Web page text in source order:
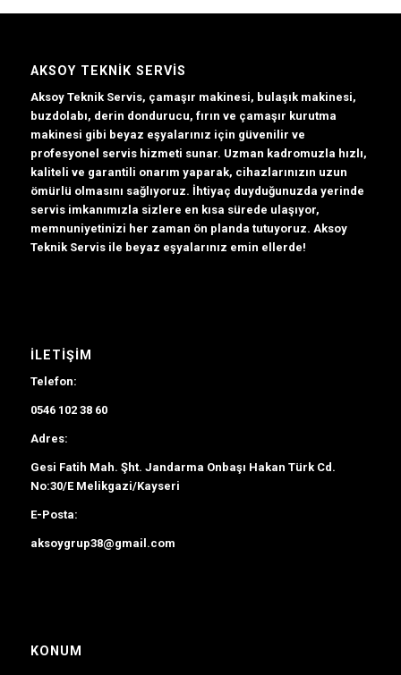
AKSOY TEKNIK SERVIS
Aksoy Teknik Servis, çamaşır makinesi, bulaşık makinesi,
buzdolabı, derin dondurucu, fırın ve çamaşır kurutma
makinesi gibi beyaz eşyalarınız için güvenilir ve
profesyonel servis hizmeti sunar. Uzman kadromuzla hızlı,
kaliteli ve garantili onarım yaparak, cihazlarınızın uzun
ömürlü olmasını sağlıyoruz. İhtiyaç duyduğunuzda yerinde
servis imkanımızla sizlere en kısa sürede ulaşıyor,
memnuniyetinizi her zaman ön planda tutuyoruz. Aksoy
Teknik Servis ile beyaz eşyalarınız emin ellerde!
İLETIŞIM
Telefon:
0546 102 38 60
Adres:
Gesi Fatih Mah. Şht. Jandarma Onbaşı Hakan Türk Cd.
No:30/E Melikgazi/Kayseri
E-Posta:
aksoygrup38@gmail.com
KONUM